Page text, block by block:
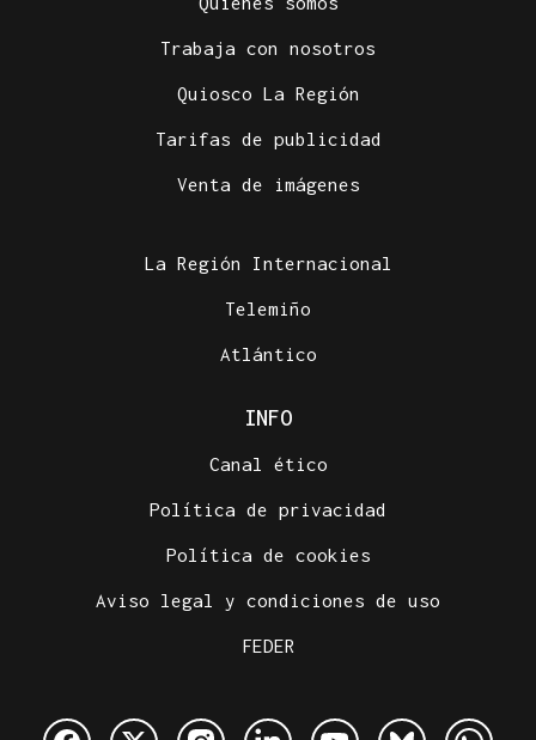
Trabaja con nosotros
Quiosco La Región
Tarifas de publicidad
Venta de imágenes
La Región Internacional
Telemiño
Atlántico
INFO
Canal ético
Política de privacidad
Política de cookies
Aviso legal y condiciones de uso
FEDER